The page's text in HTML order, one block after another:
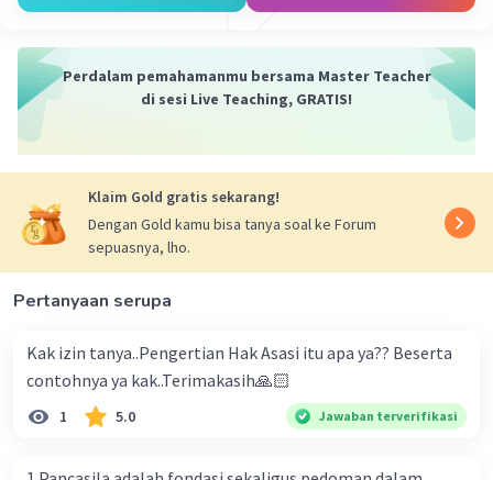
🗿🚬🗿⚰️🗿🚬🗿⚰️🗿🚬⚰️🗿🚬🗿⚰️🗿
Beri Rating·0.0(0) Balas
Perdalam pemahamanmu bersama Master Teacher
di sesi Live Teaching, GRATIS!
Klaim Gold gratis sekarang!
Dengan Gold kamu bisa tanya soal ke Forum
sepuasnya, lho.
Pertanyaan serupa
Kak izin tanya..Pengertian Hak Asasi itu apa ya?? Beserta
contohnya ya kak..Terimakasih🙏🏻
1 5.0 Jawaban terverifikasi